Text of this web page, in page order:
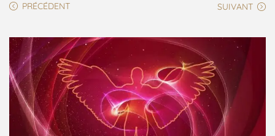
PRÉCÉDENT SUIVANT